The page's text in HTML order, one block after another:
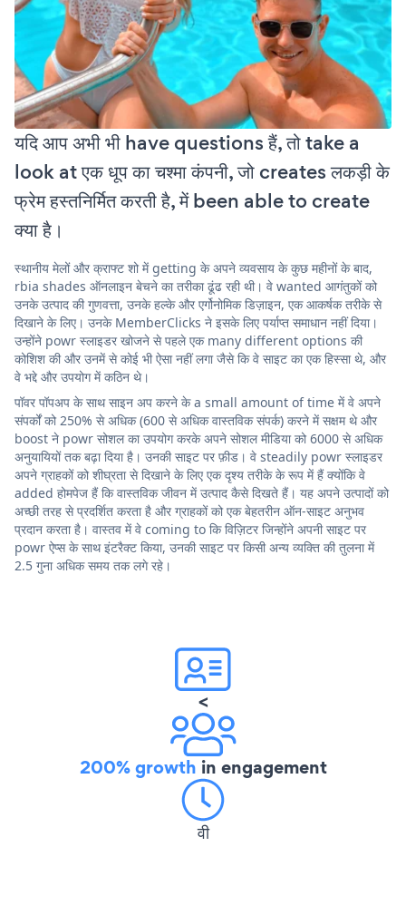
यदि आप अभी भी have questions हैं, तो take a
look at एक धूप का चश्मा कंपनी, जो creates लकड़ी के
फ्रेम हस्तनिर्मित करती है, में been able to create
क्या है।
स्थानीय मेलों और क्राफ्ट शो में getting के अपने व्यवसाय के कुछ महीनों के बाद,
rbia shades ऑनलाइन बेचने का तरीका ढूंढ रही थी। वे wanted आगंतुकों को
उनके उत्पाद की गुणवत्ता, उनके हल्के और एर्गोनोमिक डिज़ाइन, एक आकर्षक तरीके से
दिखाने के लिए। उनके MemberClicks ने इसके लिए पर्याप्त समाधान नहीं दिया।
उन्होंने powr स्लाइडर खोजने से पहले एक many different options की
कोशिश की और उनमें से कोई भी ऐसा नहीं लगा जैसे कि वे साइट का एक हिस्सा थे, और
वे भद्दे और उपयोग में कठिन थे।
पॉवर पॉपअप के साथ साइन अप करने के a small amount of time में वे अपने
संपर्कों को 250% से अधिक (600 से अधिक वास्तविक संपर्क) करने में सक्षम थे और
boost ने powr सोशल का उपयोग करके अपने सोशल मीडिया को 6000 से अधिक
अनुयायियों तक बढ़ा दिया है। उनकी साइट पर फ़ीड। वे steadily powr स्लाइडर
अपने ग्राहकों को शीघ्रता से दिखाने के लिए एक दृश्य तरीके के रूप में हैं क्योंकि वे
added होमपेज हैं कि वास्तविक जीवन में उत्पाद कैसे दिखते हैं। यह अपने उत्पादों को
अच्छी तरह से प्रदर्शित करता है और ग्राहकों को एक बेहतरीन ऑन-साइट अनुभव
प्रदान करता है। वास्तव में वे coming to कि विज़िटर जिन्होंने अपनी साइट पर
powr ऐप्स के साथ इंटरैक्ट किया, उनकी साइट पर किसी अन्य व्यक्ति की तुलना में
2.5 गुना अधिक समय तक लगे रहे।
<
200% growth in engagement
वी